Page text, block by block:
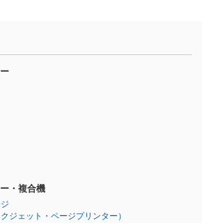
・複合機
クジェット・ページプリンター）